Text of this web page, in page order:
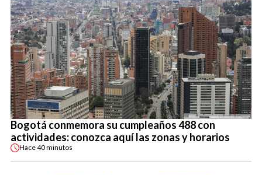
Bogotá conmemora su cumpleaños 488 con
actividades: conozca aquí las zonas y horarios
Hace40 minutos